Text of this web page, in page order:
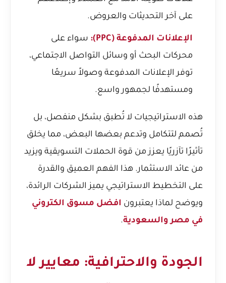
على آخر التحديثات والعروض.
الإعلانات المدفوعة (PPC):
سواء على
محركات البحث أو وسائل التواصل الاجتماعي،
توفر الإعلانات المدفوعة وصولاً سريعًا
ومستهدفًا لجمهور واسع.
هذه الاستراتيجيات لا تُطبق بشكل منفصل، بل
تُصمم لتتكامل وتدعم بعضها البعض، مما يخلق
تأثيرًا تآزريًا يعزز من قوة الحملات التسويقية ويزيد
من عائد الاستثمار. هذا الفهم العميق والقدرة
على التخطيط الاستراتيجي يميز الشركات الرائدة،
ويوضح لماذا يعتبرون افضل مسوق الكتروني
في مصر والسعودية.
الجودة والاحترافية: معايير لا